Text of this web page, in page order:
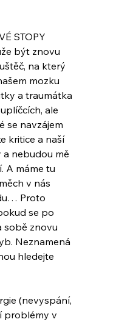
STOPY
být znovu
na který
mozku
a traumátka
ale
se navzájem
kritice a naší
a nebudou mě
A máme tu
v nás
Proto
se po
sobě znovu
Neznamená
hledejte
(nevyspání,
problémy v